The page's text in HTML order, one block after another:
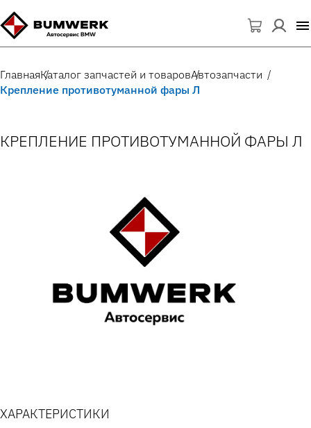
ГлавнаяКаталог запчастей и товаровАвтозапчасти
Крепление противотуманной фары Л
КРЕПЛЕНИЕ ПРОТИВОТУМАННОЙ ФАРЫ Л
ХАРАКТЕРИСТИКИ